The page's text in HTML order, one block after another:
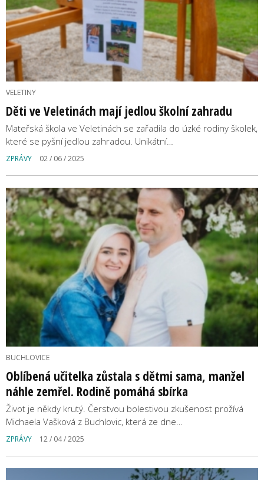
VELETINY
Děti ve Veletinách mají jedlou školní zahradu
Mateřská škola ve Veletinách se zařadila do úzké rodiny školek,
které se pyšní jedlou zahradou. Unikátní…
ZPRÁVY 02 / 06 / 2025
BUCHLOVICE
Oblíbená učitelka zůstala s dětmi sama, manžel
náhle zemřel. Rodině pomáhá sbírka
Život je někdy krutý. Čerstvou bolestivou zkušenost prožívá
Michaela Vašková z Buchlovic, která ze dne…
ZPRÁVY 12 / 04 / 2025